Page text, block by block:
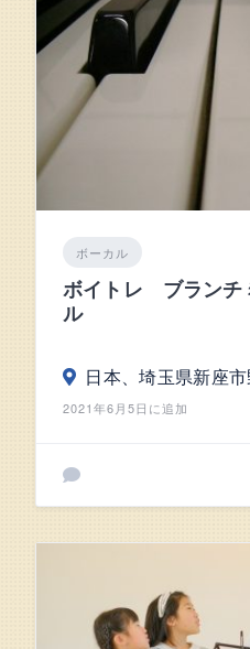
ボーカル
ボイトレ ブランチ
ル
日本、埼玉県新座
2021年6月5日に追加